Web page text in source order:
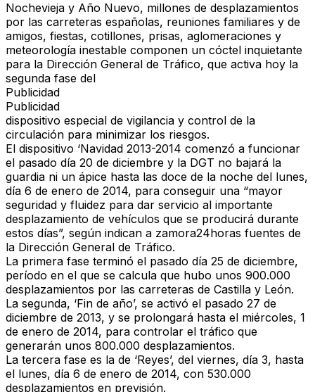
Nochevieja y Año Nuevo, millones de desplazamientos
por las carreteras españolas, reuniones familiares y de
amigos, fiestas, cotillones, prisas, aglomeraciones y
meteorología inestable componen un cóctel inquietante
para la Dirección General de Tráfico, que activa hoy la
segunda fase del
Publicidad
Publicidad
dispositivo especial de vigilancia y control de la
circulación para minimizar los riesgos.
El dispositivo ‘Navidad 2013-2014 comenzó a funcionar
el pasado día 20 de diciembre y la DGT no bajará la
guardia ni un ápice hasta las doce de la noche del lunes,
día 6 de enero de 2014, para conseguir una “mayor
seguridad y fluidez para dar servicio al importante
desplazamiento de vehículos que se producirá durante
estos días”, según indican a zamora24horas fuentes de
la Dirección General de Tráfico.
La primera fase terminó el pasado día 25 de diciembre,
período en el que se calcula que hubo unos 900.000
desplazamientos por las carreteras de Castilla y León.
La segunda, ‘Fin de año’, se activó el pasado 27 de
diciembre de 2013, y se prolongará hasta el miércoles, 1
de enero de 2014, para controlar el tráfico que
generarán unos 800.000 desplazamientos.
La tercera fase es la de ‘Reyes’, del viernes, día 3, hasta
el lunes, día 6 de enero de 2014, con 530.000
desplazamientos en previsión.